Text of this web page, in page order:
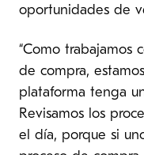
oportunidades de
“Como trabajamos
de compra,
plataforma tenga
Revisamos los
el día, porque si